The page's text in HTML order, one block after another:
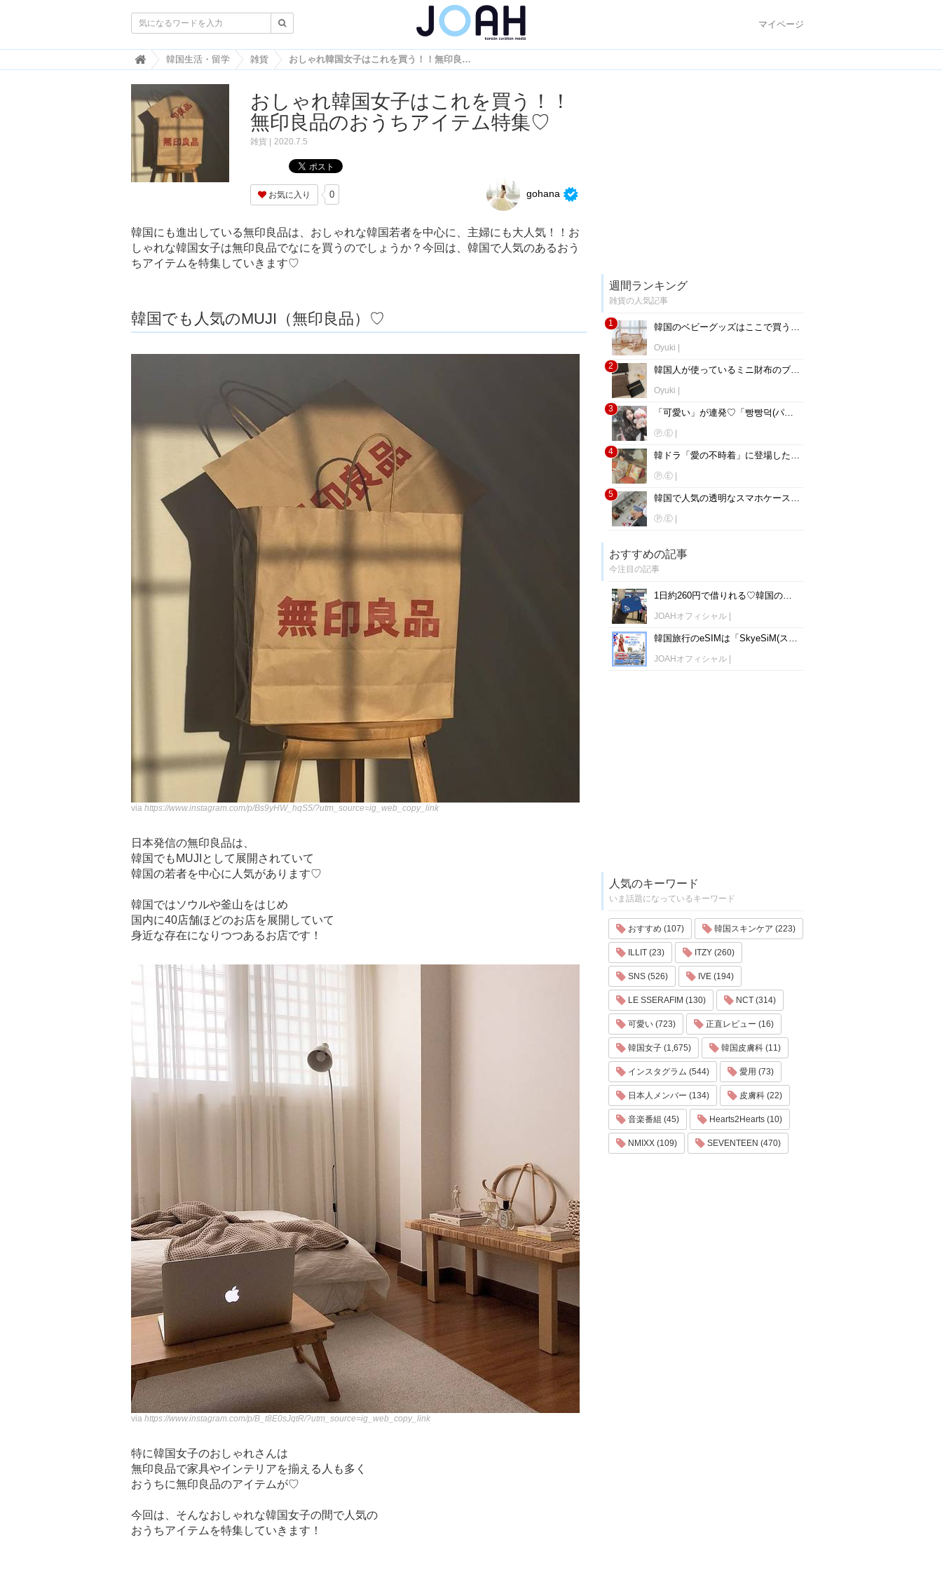
マイページ
韓
国
ト
ン
ド
韓
国
J
O
ジ
ョ
ア
韓国生活・留学 雑貨 おしゃれ韓国女子はこれを買う！！無印良品のおうちアイテム特集♡
おしゃれ韓国女子はこれを買う！！
無印良品のおうちアイテム特集♡
雑貨 2020.7.5
お気に入り 0 gohana
韓国にも進出している無印良品は、おしゃれな韓国若者を中心に、主婦にも大人気！！お
しゃれな韓国女子は無印良品でなにを買うのでしょうか？今回は、韓国で人気のあるおう
ちアイテムを特集していきます♡
韓国でも人気のMUJI（無印良品）♡
via https://www.instagram.com/p/Bs9yHW_hqS5/?utm_source=ig_web_copy_link
日本発信の無印良品は、
韓国でもMUJIとして展開されていて
韓国の若者を中心に人気があります♡
韓国ではソウルや釜山をはじめ
国内に40店舗ほどのお店を展開していて
身近な存在になりつつあるお店です！
via https://www.instagram.com/p/B_t8E0sJqtR/?utm_source=ig_web_copy_link
特に韓国女子のおしゃれさんは
無印良品で家具やインテリアを揃える人も多く
おうちに無印良品のアイテムが♡
今回は、そんなおしゃれな韓国女子の間で人気の
おうちアイテムを特集していきます！
週間ランキング
雑貨の人気記事
1 韓国のベビーグッズはここで買う！！韓国人ママ達も御用達のお店とは♡
Oyuki
2
韓国人が使っているミニ財布のブランドをチェック♡【男性版】
Oyuki
3
「可愛い」が連発♡「빵빵덕(パンパント)」の洋服＆関連グッズ集！
Ⓟ.Ⓔ|
4
韓ドラ「愛の不時着」に登場した！お洒落インテリアアイテム12選♡
Ⓟ.Ⓔ|
5
韓国で人気の透明なスマホケースって？おすすめブランド紹介♡
Ⓟ.Ⓔ|
おすすめの記事
今注目の記事
1日約260円で借りれる♡韓国のWiFiレンタルおすすめ「WiFi弁当(WiFi Dosirak)」
JOAHオフィシャル|
韓国旅行のeSIMは「SkyeSiM(スカイイーシム)」！1日単位で最安値380円から利用可能！
JOAHオフィシャル|
人気のキーワード
いま話題になっているキーワード
おすすめ (107) 韓国スキンケア (223)
ILLIT (23) ITZY (260)
SNS (526) IVE (194)
LE SSERAFIM (130) NCT (314)
可愛い (723) 正直レビュー (16)
韓国女子 (1,675) 韓国皮膚科 (11)
インスタグラム (544) 愛用 (73)
日本人メンバー (134) 皮膚科 (22)
音楽番組 (45) Hearts2Hearts (10)
NMIXX (109) SEVENTEEN (470)